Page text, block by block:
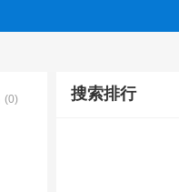
(0)
搜索排行